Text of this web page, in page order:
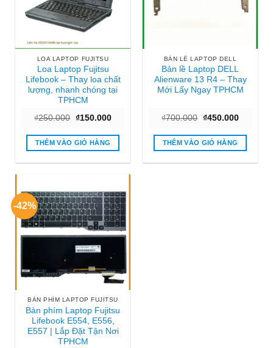
LOA LAPTOP FUJITSU
Loa Laptop Fujitsu
Lifebook – Thay loa chất
lượng, nhanh chóng tại
TPHCM
₫250.000 Giá
là:
₫250.000.
₫150.000Giá
tại
₫150.000.
THÊM VÀO GIỎ HÀNG
BẢN LỀ LAPTOP DELL
Bản lề Laptop DELL
Alienware 13 R4 – Thay
Mới Lấy Ngay TPHCM
₫700.000 Giá
là:
₫700.000.
₫450.000Giá
tại
THÊM VÀO GIỎ HÀNG
-42%
BÀN PHÍM LAPTOP FUJITSU
Bàn phím Laptop Fujitsu
Lifebook E554, E556,
E557 | Lắp Đặt Tận Nơi
TPHCM